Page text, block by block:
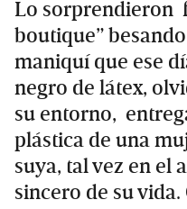
Lo sorprendieron
boutique”
maniquí que ese
negro de látex,
su entorno,
plástica de una
suya, tal vez en el
sincero de su